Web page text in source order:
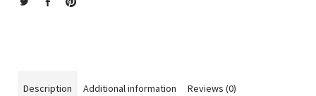
Description Additional information Reviews (0)